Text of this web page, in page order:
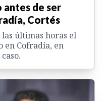
antes de ser
Cortés
últimas horas el
en Cofradía, en